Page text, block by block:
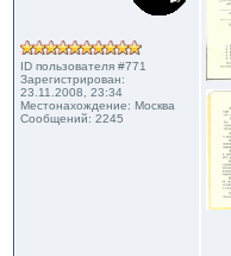
ID пользователя #771
Зарегистрирован:
23.11.2008, 23:34
Местонахождение: Москва
Сообщений: 2245